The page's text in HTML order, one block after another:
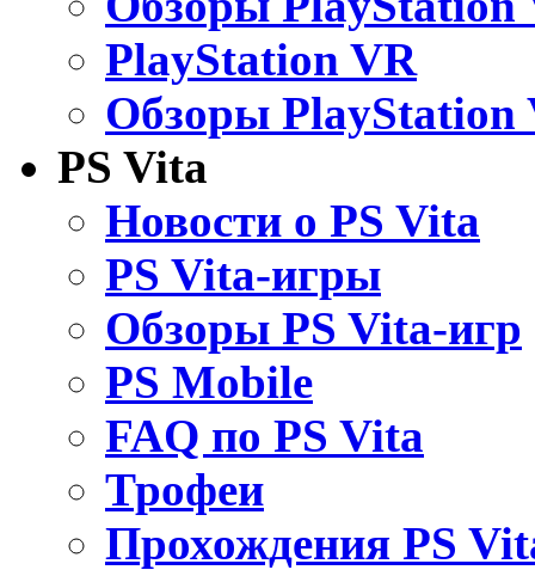
PlayStation VR
Обзоры PlayStation
PS Vita
Новости о PS Vita
PS Vita-игры
Обзоры PS Vita-игр
PS Mobile
FAQ по PS Vita
Трофеи
Прохождения PS